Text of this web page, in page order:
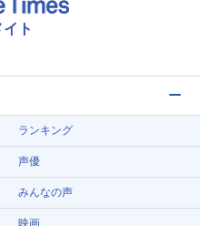
ト
ランキング
声優
みんなの声
映画